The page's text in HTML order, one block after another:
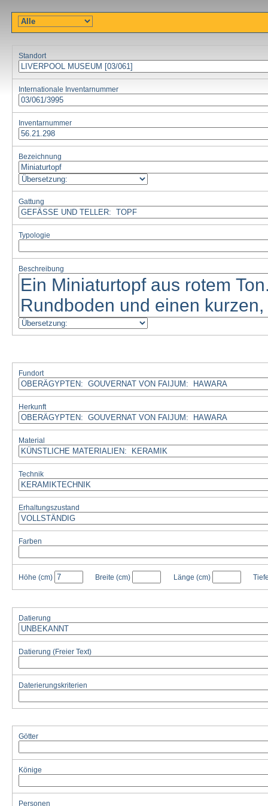
Standort
Internationale Inventarnummer
Inventarnummer
Bezeichnung
Gattung
Typologie
Beschreibung
Fundort
Herkunft
Material
Technik
Erhaltungszustand
Farben
Höhe (cm) Breite (cm) Länge (cm)
Datierung
Datierung (Freier Text)
Daterierungskriterien
Götter
Könige
Personen